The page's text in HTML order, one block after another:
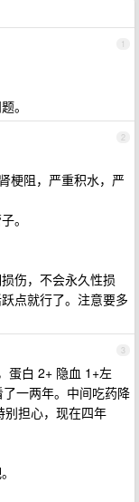
1
。
2
梗阻，严重积水，严
。
伤，不会永久性损
点就行了。注意要多
3
蛋白 2+ 隐血 1+左
一两年。中间吃药降
别担心，现在四年